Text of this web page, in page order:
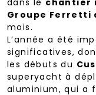
Groupe Ferretti
mois.
L’année a été
significatives,
les débuts du
superyacht à
aluminium, qui a